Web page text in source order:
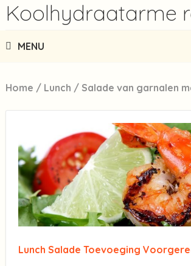
Koolhydraatarme
MENU
Home / Lunch / Salade van garnalen
Lunch Salade Toevoeging